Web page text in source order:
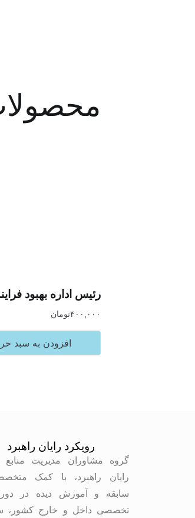
رئیس اداره بهبود
۴۰۰,۰۰۰تومان
افزودن به سبد
رویکرد رایان راهبرد
گروه مشاوران مدیریت منابع
رایان راهبرد، با کمک
سابقه و آموزش دیده در
تخصصی داخل و خارج کشور،